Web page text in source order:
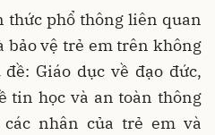
phổ thông liên quan
bảo vệ trẻ em trên không
Giáo dục về đạo đức,
tin học và an toàn thông
nhân của trẻ em và